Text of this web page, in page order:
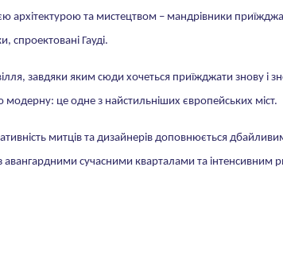
архітектурою та мистецтвом – мандрівники
спроектовані Гауді.
завдяки яким сюди хочеться приїжджати знову і
це одне з найстильніших європейських міст.
митців та дизайнерів доповнюється
з авангардними сучасними кварталами та